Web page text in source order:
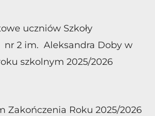
uczniów Szkoły
nr 2 im. Aleksandra Doby w
szkolnym 2025/2026
Zakończenia Roku 2025/2026